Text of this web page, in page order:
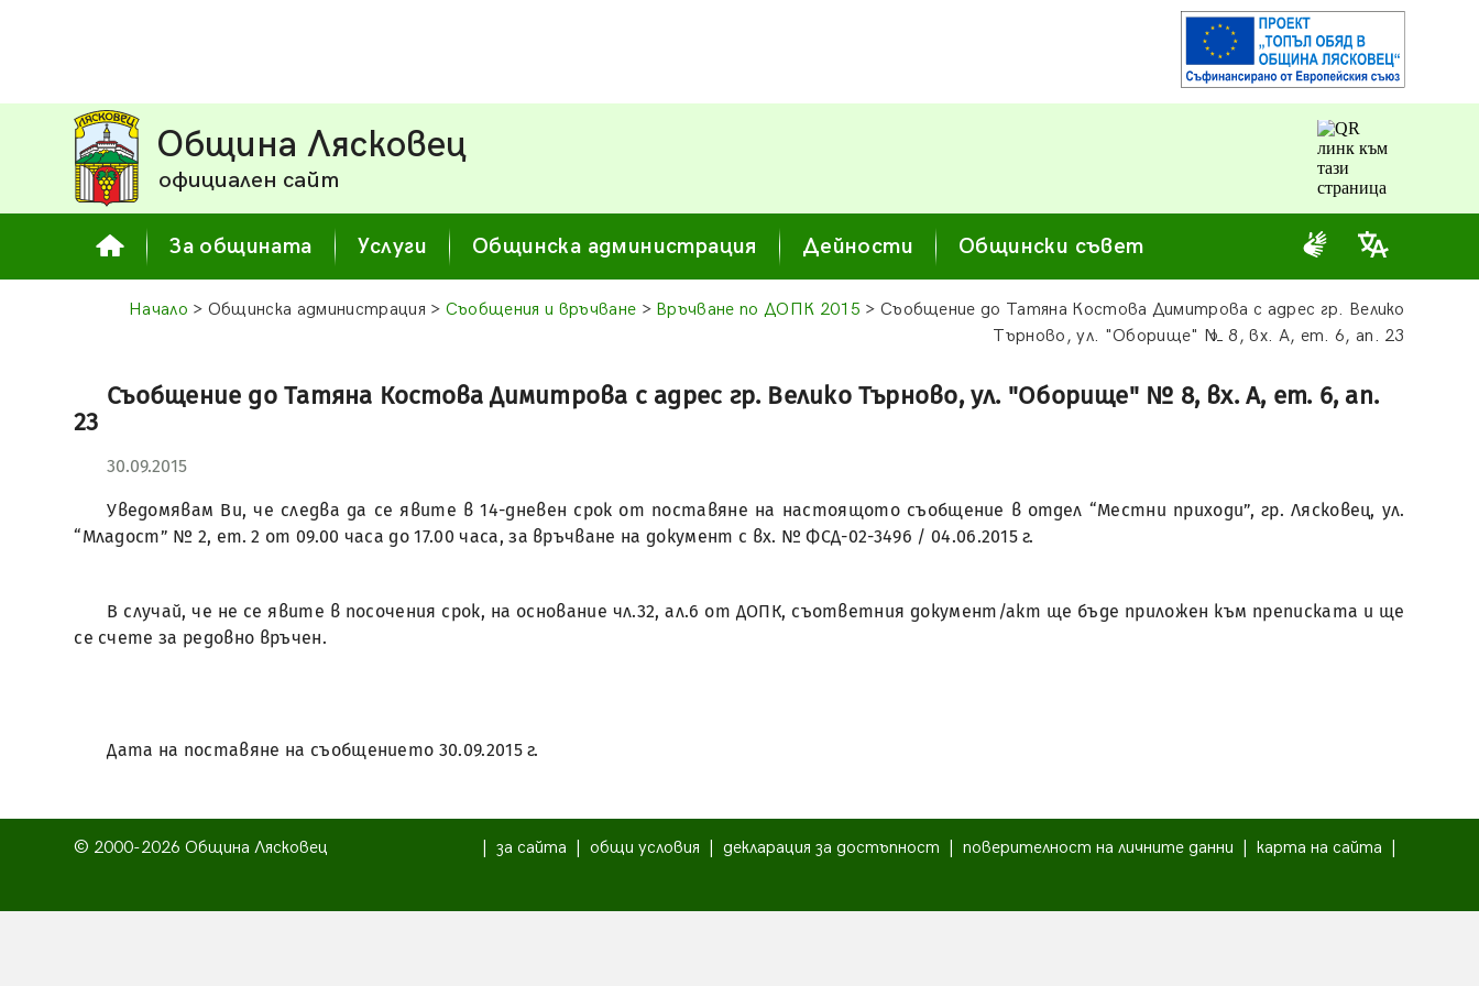
Община Лясковец
официален сайт
За общината Услуги Общинска администрация Дейности Общински съвет
Начало > Общинска администрация > Съобщения и връчване > Връчване по ДОПК 2015 > Съобщение до Татяна Костова Димитрова с адрес гр. Велико
Търново, ул. "Оборище" № 8, вх. А, ет. 6, ап. 23
Съобщение до Татяна Костова Димитрова с адрес гр. Велико Търново, ул. "Оборище" № 8, вх. А, ет. 6, ап.
23
30.09.2015
Уведомявам Ви, че следва да се явите в 14-дневен срок от поставяне на настоящото съобщение в отдел “Местни приходи”, гр. Лясковец, ул.
“Младост” № 2, ет. 2 от 09.00 часа до 17.00 часа, за връчване на документ с вх. № ФСД-02-3496 / 04.06.2015 г.
В случай, че не се явите в посочения срок, на основание чл.32, ал.6 от ДОПК, съответния документ/акт ще бъде приложен към преписката и ще
се счете за редовно връчен.
Дата на поставяне на съобщението 30.09.2015 г.
© 2000-2026 Община Лясковец за сайта общи условия декларация за достъпност поверителност на личните данни карта на сайта